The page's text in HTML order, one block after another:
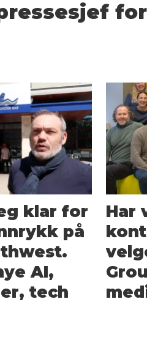
klar for
på
AI,
tech
Har